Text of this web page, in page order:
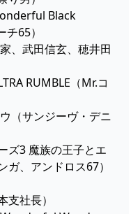
Black
65）
、武田信玄、穂井田
RUMBLE（Mr.コ
（サンジーヴ・デニ
ズ3 魔族の王子とエ
、アンドロス67）
社長）